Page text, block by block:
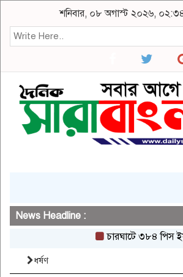
শনিবার, ০৮ অগাস্ট ২০২৬,
News Headline :
চারঘাটে ৩৮৪ পিস
ধর্ষণ